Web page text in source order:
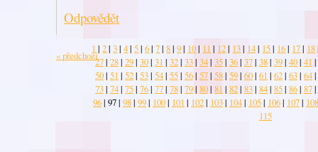
Odpovědět
« předchozí
1 | 2| 3| 4| 5| 6| 7| 8| 9| 10| 11 | 12| 13| 14| 15| 16| 17| 18
27| 28| 29| 30| 31 | 32| 33| 34| 35| 36| 37| 38| 39| 40| 41 |
50| 51 | 52| 53| 54| 55| 56| 57| 58| 59| 60| 61 | 62| 63| 64|
73| 74| 75| 76| 77| 78| 79| 80| 81 | 82| 83| 84| 85| 86| 87|
96| 97| 98| 99| 100| 101 | 102| 103| 104| 105| 106| 107| 108
115